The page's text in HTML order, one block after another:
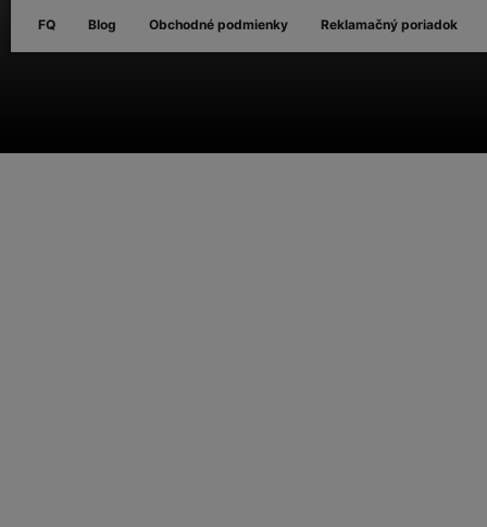
FQ Blog Obchodné podmienky Reklamačný poriadok